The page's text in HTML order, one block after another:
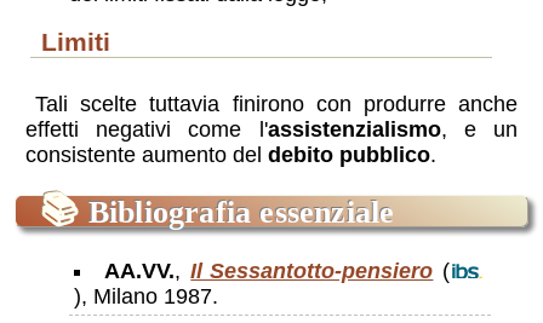
limiti
Tali scelte tuttavia finirono con produrre anche
effetti negativi come l'assistenzialismo, e un
consistente aumento del debito pubblico.
📚 Bibliografia essenziale
AA.VV., Il Sessantotto-pensiero (
), Milano 1987.